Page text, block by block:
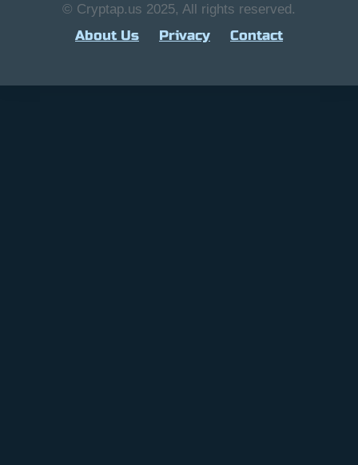
© Cryptap.us 2025, All rights reserved.
About Us Privacy Contact